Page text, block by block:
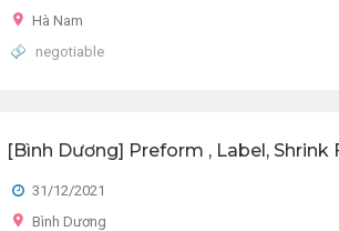
Hà Nam
negotiable
[Bình Dương] Preform , Label, Shrink
31/12/2021
Bình Dương